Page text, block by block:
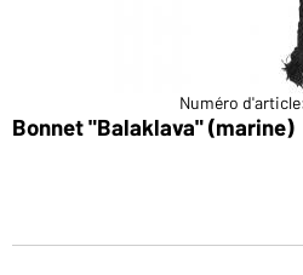
Numéro
Bonnet "Balaklava" (marine)